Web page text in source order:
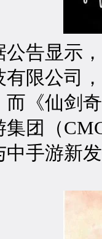
公告显示
有限公司
而《仙剑
集团（
中手游新